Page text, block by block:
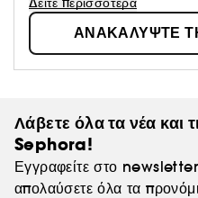
ΑΝΑΚΑΛΥΨΤΕ ΤΗ
Λάβετε όλα τα νέα και
Sephora!
Εγγραφείτε στο
απολαύσετε όλα τα